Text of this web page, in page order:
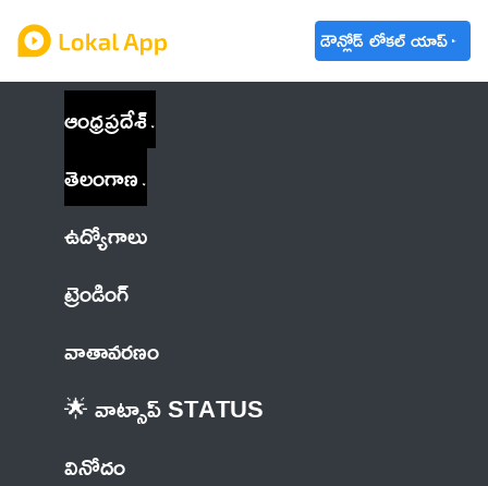
డౌన్లోడ్ లోకల్ యాప్
ఆంధ్రప్రదేశ్
తెలంగాణ
ఉద్యోగాలు
ట్రెండింగ్
వాతావరణం
🌟 వాట్సాప్ STATUS
వినోదం